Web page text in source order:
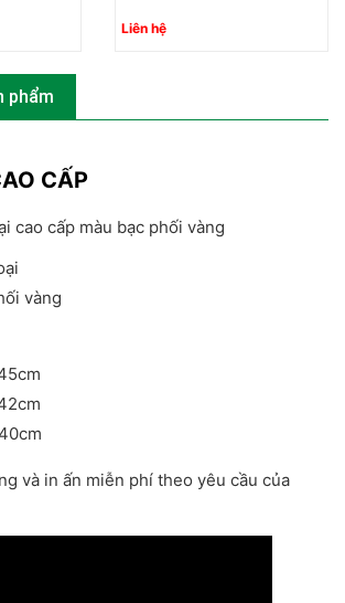
Liên hệ
phẩm
CẤP
cao cấp màu bạc phối vàng
vàng
và in ấn miễn phí theo yêu cầu của